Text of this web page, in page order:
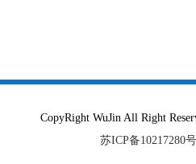
CopyRight WuJin All Right
苏ICP备10217280